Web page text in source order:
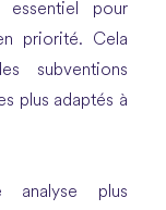
essentiel pour
priorité. Cela
subventions
plus adaptés à
analyse plus